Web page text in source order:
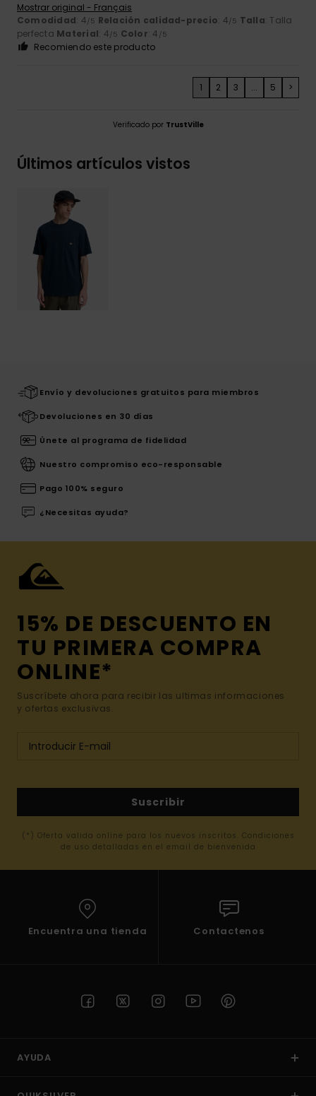
Mostrar original - Français
Comodidad: 4/5 Relación calidad-precio: 4/5 Talla: Talla
perfecta Material: 4/5 Color: 4 /5
Recomiendo este producto
1 2 3 ... 5 >
Verificado por TrustVille
Últimos artículos vistos
Envío y devoluciones gratuitos para miembros
Devoluciones en 30 días
Únete al programa de fidelidad
Nuestro compromiso eco-responsable
Pago 100% seguro
¿Necesitas ayuda?
15% DE DESCUENTO EN
TU PRIMERA COMPRA
ONLINE*
Suscríbete ahora para recibir las ultimas informaciones
y ofertas exclusivas.
Suscribir
(*) Oferta valida online para los nuevos inscritos. Condiciones
de uso detalladas en el email de bienvenida
Encuentra una tienda Contactenos
AYUDA